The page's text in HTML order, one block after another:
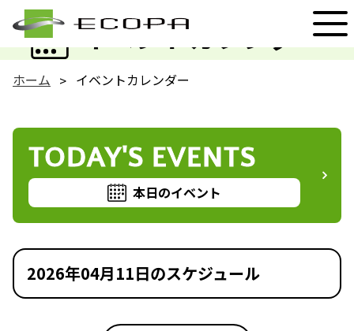
イベントカレンダー
EVENT
ホーム イベントカレンダー
TODAY'S EVENTS
本日のイベント
2026年04月11日のスケジュール